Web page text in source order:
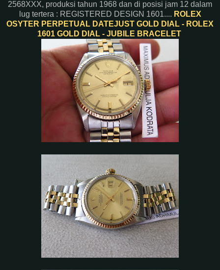
2568XXX, produksi tahun 1968 dan di posisi jam 12 dalam
lug tertera : REGISTERED DESIGN 1601.... ROLEX
OSYTER PERPETUAL DATEJUST GOLD DIAL - ROLEX
1601 GOLD DIAL - JUBILE BRACELET